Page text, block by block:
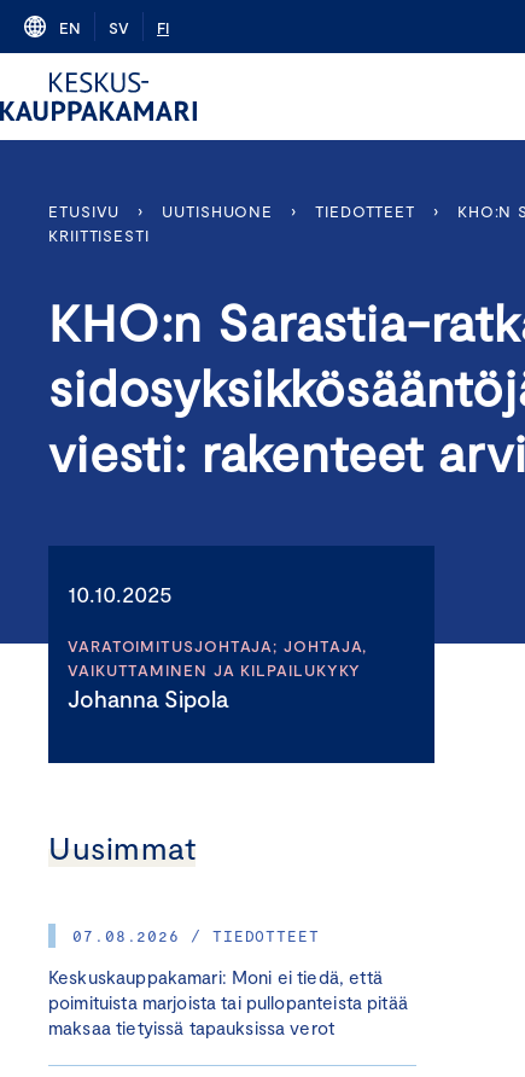
Skip
content
EN SV FI
ETUSIVU › UUTISHUONE › TIEDOTTEET ›
KHO:N
KRIITTISESTI
KHO:n Sarastia-
viesti: rakenteet
10.10.2025
VARATOIMITUSJOHTAJA; JOHTAJA,
VAIKUTTAMINEN JA KILPAILUKYKY
Johanna Sipola
Uusimmat
07.08.2026 / TIEDOTTEET
Keskuskauppakamari: Moni ei tiedä, että
poimituista marjoista tai pullopanteista pitää
maksaa tietyissä tapauksissa verot